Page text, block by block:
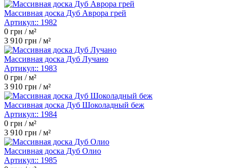
Массивная доска Дуб Аврора грей
Артикул:: 1982
0 грн / м²
3 910 грн / м²
Массивная доска Дуб Лучано
Артикул:: 1983
0 грн / м²
3 910 грн / м²
Массивная доска Дуб Шоколадный беж
Артикул:: 1984
0 грн / м²
3 910 грн / м²
Массивная доска Дуб Олио
Артикул:: 1985